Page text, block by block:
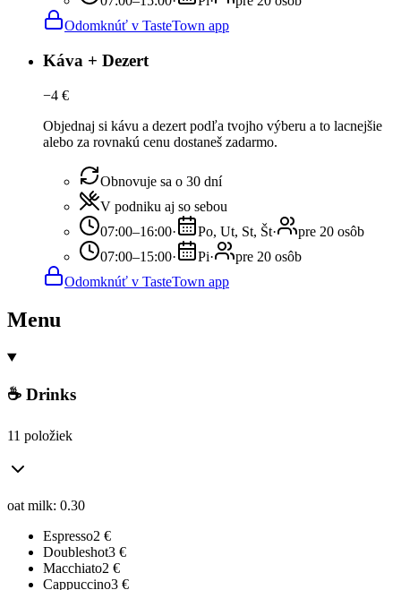
Odomknúť v TasteTown app
Káva + Dezert
−4 €
Objednaj si kávu a dezert podľa tvojho výberu a to lacnejšie
alebo za rovnakú cenu dostaneš zadarmo.
Obnovuje sa o 30 dní
V podniku aj so sebou
07:00–16:00· Po, Ut, St, Št·
pre 20 osôb
07:00–15:00· Pi·
pre 20 osôb
Odomknúť v TasteTown app
Menu
☕ Drinks
11 položiek
oat milk: 0.30
Espresso2 €
Doubleshot3 €
Macchiato2 €
Cappuccino3 €